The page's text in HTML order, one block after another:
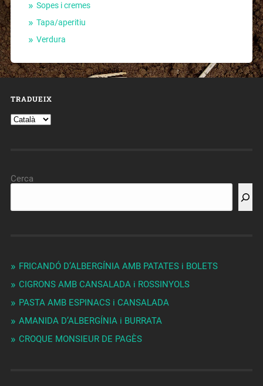
Sopes i cremes
Tapa/aperitiu
Verdura
TRADUEIX
Cerca
FRICANDÓ D’ALBERGÍNIA AMB PATATES i BOLETS
CIGRONS AMB CANSALADA i ROSSINYOLS
PASTA AMB ESPINACS i CANSALADA
AMANIDA D’ALBERGÍNIA i BURRATA
CROQUE MONSIEUR DE PAGÈS